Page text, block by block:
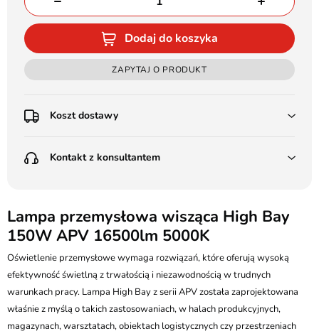
Dodaj do koszyka
ZAPYTAJ O PRODUKT
Koszt dostawy
Poczta Polska Kurier 48H - 11 zł
(od 1000 zł dla gabarytów, nie dotyczy produktów 3m)
Pobranie:
Poczta Polska Kurier 48H - 16 zł
Kurier GLS - 20 zł
Przesyłka Gabarytowa - 35 zł
Kontakt z konsultantem
Batalionów Chłopskich 12, 94-058 Łódź
506 336 320
kontakt@ledstyl.pl
Lampa przemysłowa wisząca High Bay
150W APV 16500lm 5000K
Oświetlenie przemysłowe wymaga rozwiązań, które oferują wysoką
efektywność świetlną z trwałością i niezawodnością w trudnych
warunkach pracy. Lampa High Bay z serii APV została zaprojektowana
właśnie z myślą o takich zastosowaniach, w halach produkcyjnych,
magazynach, warsztatach, obiektach logistycznych czy przestrzeniach